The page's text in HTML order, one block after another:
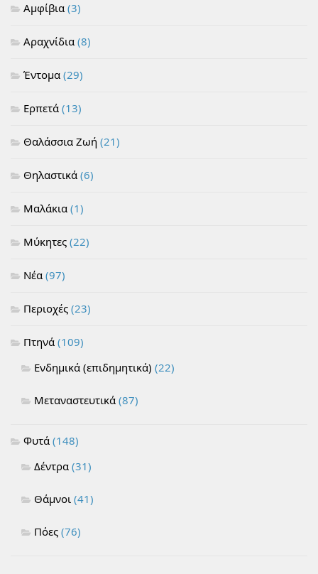
Αμφίβια (3)
Αραχνίδια (8)
Έντομα (29)
Ερπετά (13)
Θαλάσσια Ζωή (21)
Θηλαστικά (6)
Μαλάκια (1)
Μύκητες (22)
Νέα (97)
Περιοχές (23)
Πτηνά (109)
Ενδημικά (επιδημητικά) (22)
Μεταναστευτικά (87)
Φυτά (148)
Δέντρα (31)
Θάμνοι (41)
Πόες (76)